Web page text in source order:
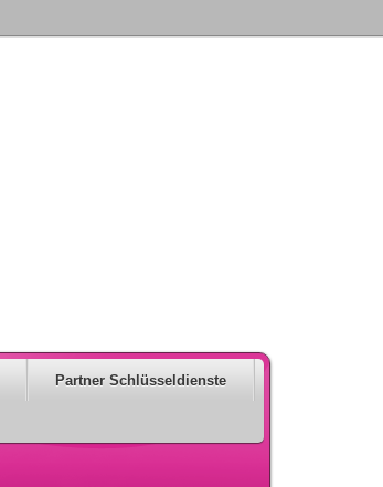
Partner Schlüsseldienste